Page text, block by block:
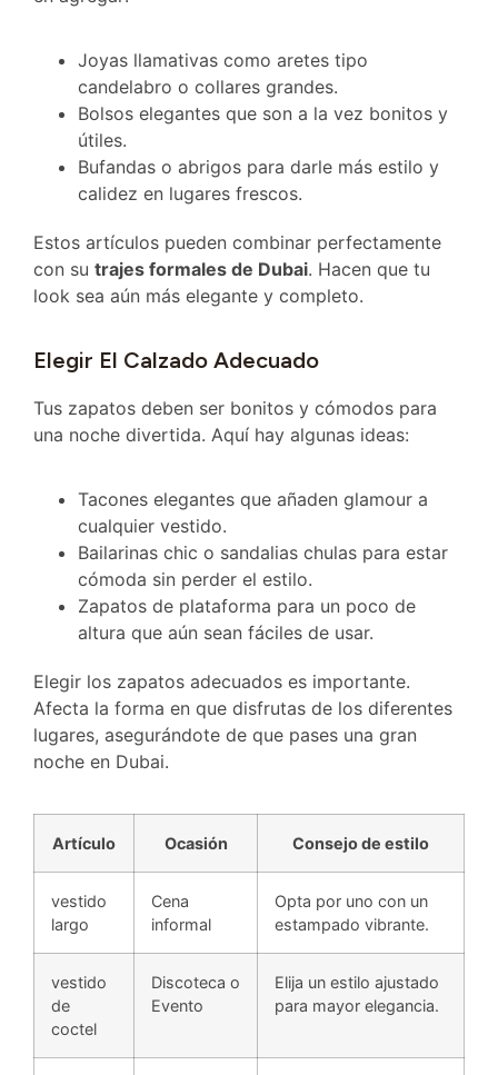
Joyas llamativas como aretes tipo
candelabro o collares grandes.
Bolsos elegantes que son a la vez bonitos y
útiles.
Bufandas o abrigos para darle más estilo y
calidez en lugares frescos.
Estos artículos pueden combinar perfectamente
con su trajes formales de Dubai. Hacen que tu
look sea aún más elegante y completo.
Elegir El Calzado Adecuado
Tus zapatos deben ser bonitos y cómodos para
una noche divertida. Aquí hay algunas ideas:
Tacones elegantes que añaden glamour a
cualquier vestido.
Bailarinas chic o sandalias chulas para estar
cómoda sin perder el estilo.
Zapatos de plataforma para un poco de
altura que aún sean fáciles de usar.
Elegir los zapatos adecuados es importante.
Afecta la forma en que disfrutas de los diferentes
lugares, asegurándote de que pases una gran
noche en Dubai.
Artículo Ocasión Consejo de estilo
vestido
largo
Cena
informal
Opta por uno con un
estampado vibrante.
vestido
de
coctel
Discoteca o
Evento
Elija un estilo ajustado
para mayor elegancia.